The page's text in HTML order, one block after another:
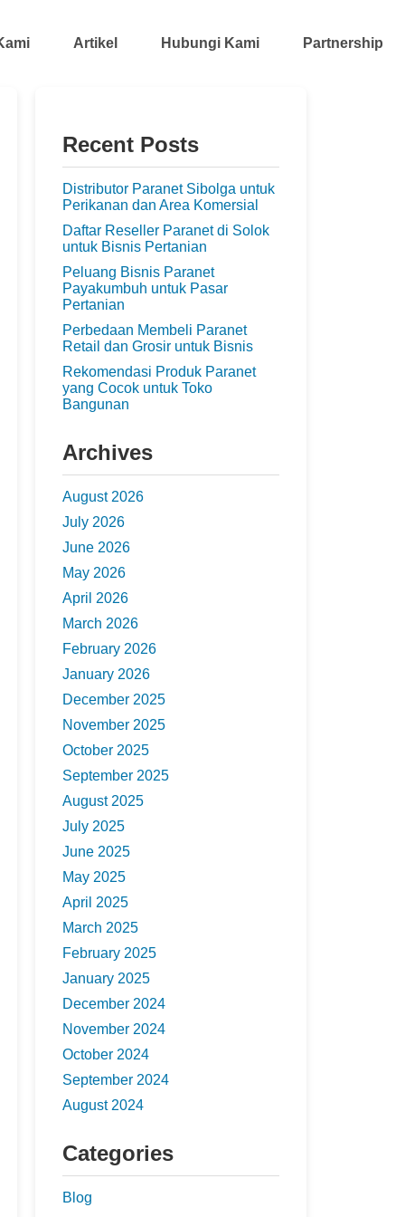
Artikel Hubungi Kami Partnership
Recent Posts
Distributor Paranet Sibolga untuk
Perikanan dan Area Komersial
Daftar Reseller Paranet di Solok
untuk Bisnis Pertanian
Peluang Bisnis Paranet
Payakumbuh untuk Pasar
Pertanian
Perbedaan Membeli Paranet
Retail dan Grosir untuk Bisnis
Rekomendasi Produk Paranet
yang Cocok untuk Toko
Bangunan
Archives
August 2026
July 2026
June 2026
May 2026
April 2026
March 2026
February 2026
January 2026
December 2025
November 2025
October 2025
September 2025
August 2025
July 2025
June 2025
May 2025
April 2025
March 2025
February 2025
January 2025
December 2024
November 2024
October 2024
September 2024
August 2024
Categories
Blog